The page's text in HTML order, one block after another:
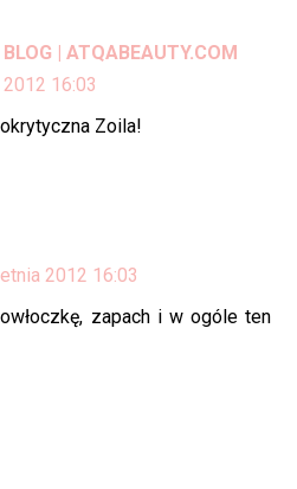
| ATQABEAUTY.COM
16:03
Zoila!
2012 16:03
zapach i w ogóle ten